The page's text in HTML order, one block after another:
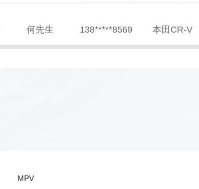
何先生 138*****8569 本田CR-V
赵先生
MPV